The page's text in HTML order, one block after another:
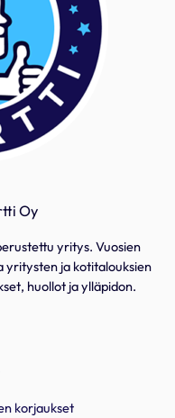
Oy
yritys. Vuosien
yritysten ja kotitalouksien
huollot ja ylläpidon.
korjaukset